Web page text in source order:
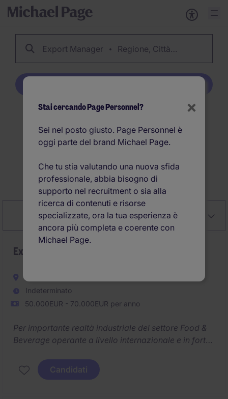
Export Manager Regione, Città…
26 Offerte di lavoro per
Export Manager
Crea Job Alert
Rilevanza
CloseAffina la ricerca
Export Manager FMCG
Messina e provincia
Indeterminato
50.000EUR - 70.000EUR per anno
Per importante realtà industriale del settore Food &
Beverage operante a livello internazionale e in forte
Candidati
×
Stai cercando Page Personnel?
Sei nel posto giusto. Page Personnel è
oggi parte del brand Michael Page.
Che tu stia valutando una nuova sfida
professionale, abbia bisogno di
supporto nel recruitment o sia alla
ricerca di contenuti e risorse
specializzate, ora la tua esperienza è
ancora più completa e coerente con
Michael Page.